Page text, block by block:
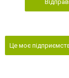
Це моє